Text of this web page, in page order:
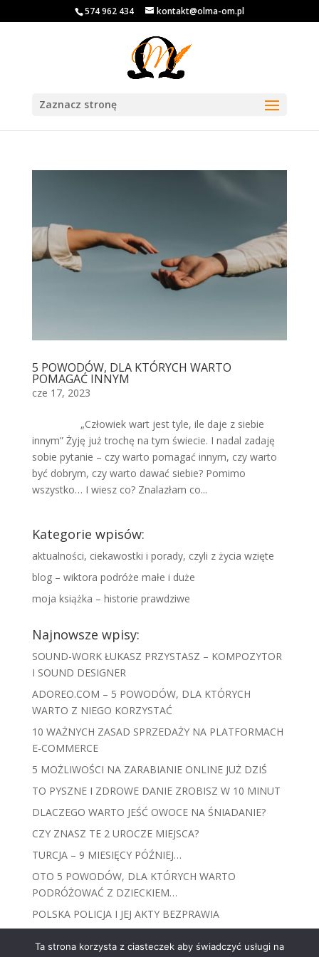
574 962 434 kontakt@olma-om.pl
Zaznacz stronę
5 POWODÓW, DLA KTÓRYCH WARTO
POMAGAĆ INNYM
cze 17, 2023
„Człowiek wart jest tyle, ile daje z siebie
innym” Żyję już trochę na tym świecie. I nadal zadaję
sobie pytanie – czy warto pomagać innym, czy warto
być dobrym, czy warto dawać siebie? Pomimo
wszystko… I wiesz co? Znalazłam co...
Kategorie wpisów:
aktualności, ciekawostki i porady, czyli z życia wzięte
blog – wiktora podróże małe i duże
moja książka – historie prawdziwe
Najnowsze wpisy:
SOUND-WORK ŁUKASZ PRZYSTASZ – KOMPOZYTOR
I SOUND DESIGNER
ADOREO.COM – 5 POWODÓW, DLA KTÓRYCH
WARTO Z NIEGO KORZYSTAĆ
10 WAŻNYCH ZASAD SPRZEDAŻY NA PLATFORMACH
E-COMMERCE
5 MOŻLIWOŚCI NA ZARABIANIE ONLINE JUŻ DZIŚ
TO PYSZNE I ZDROWE DANIE ZROBISZ W 10 MINUT
DLACZEGO WARTO JEŚĆ OWOCE NA ŚNIADANIE?
CZY ZNASZ TE 2 UROCZE MIEJSCA?
TURCJA – 9 MIESIĘCY PÓŹNIEJ…
OTO 5 POWODÓW, DLA KTÓRYCH WARTO
PODRÓŻOWAĆ Z DZIECKIEM…
POLSKA POLICJA I JEJ AKTY BEZPRAWIA
Ta strona korzysta z ciasteczek aby świadczyć usługi na